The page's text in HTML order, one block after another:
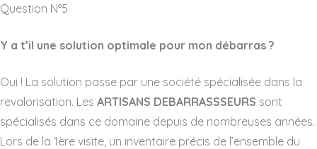
Question N°5
Y a t’il une solution optimale pour mon débarras ?
Oui ! La solution passe par une société spécialisée dans la
revalorisation. Les ARTISANS DEBARRASSSEURS sont
spécialisés dans ce domaine depuis de nombreuses années.
Lors de la 1ère visite, un inventaire précis de l’ensemble du